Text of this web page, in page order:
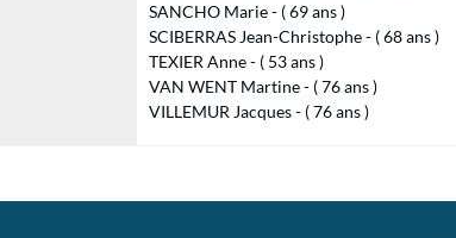
SANCHO Marie - ( 69 ans )
SCIBERRAS Jean-Christophe - ( 68 ans )
TEXIER Anne - ( 53 ans )
VAN WENT Martine - ( 76 ans )
VILLEMUR Jacques - ( 76 ans )